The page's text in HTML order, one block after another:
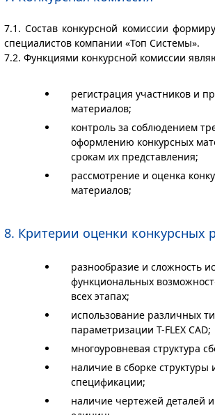
7.1. Состав конкурсной комиссии
специалистов компании «Топ Системы».
7.2. Функциями конкурсной комиссии
регистрация участников и
материалов;
контроль за соблюдением
оформлению конкурсных
срокам их представления;
рассмотрение и оценка
материалов;
8. Критерии оценки конкурсных
разнообразие и сложность
функциональных
всех этапах;
использование различных
параметризации T-FLEX CAD;
многоуровневая структура
наличие в сборке структуры
спецификации;
наличие чертежей деталей